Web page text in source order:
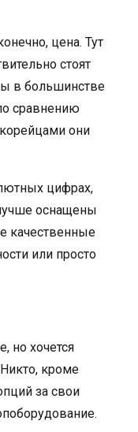
цена. Тут
стоят
в большинстве
сравнению
они
цифрах,
оснащены
качественные
или просто
но хочется
кроме
за свои